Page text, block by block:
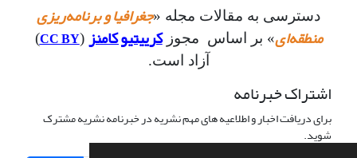
دسترسی به مقالات مجله «جغرافیا و برنامه‌ریزی
منطقه‌ای» بر اساس مجوزکرییتیو کامنز (
CC BY
)
آزاد است.
اشتراک خبرنامه
برای دریافت اخبار و اطلاعیه های مهم نشریه در خبرنامه نشریه مشترک
شوید.